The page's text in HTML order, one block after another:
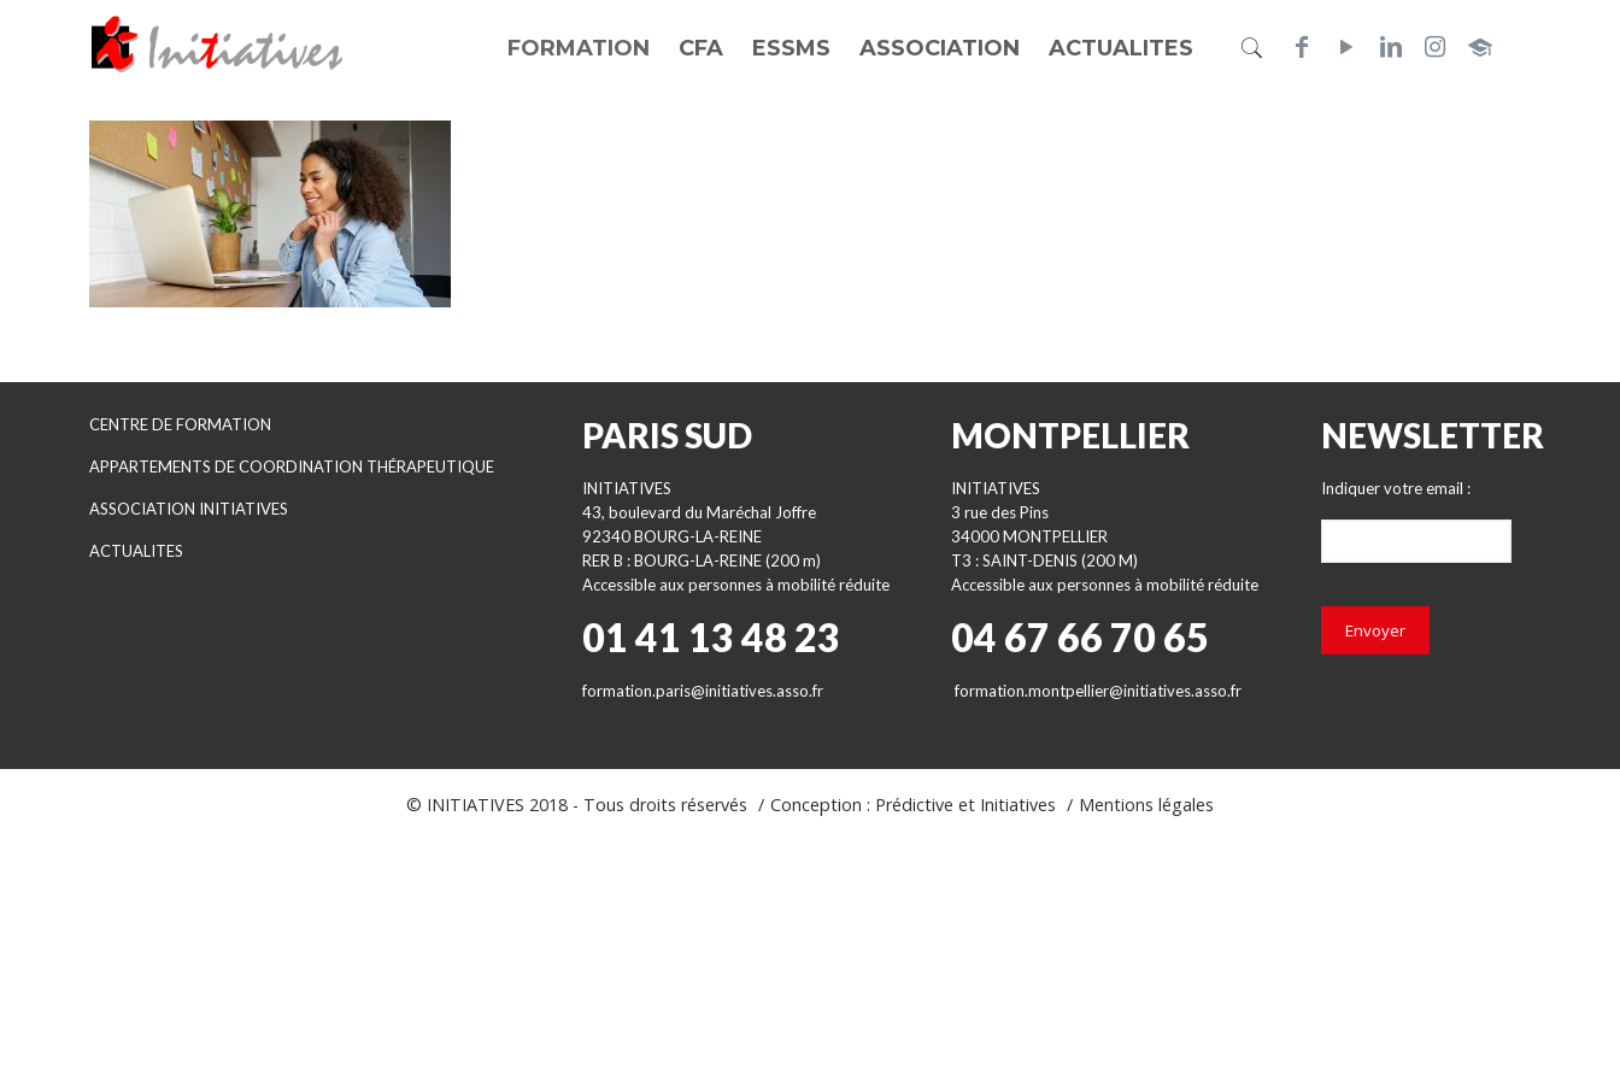
FORMATION CFA ESSMS ASSOCIATION ACTUALITES
CENTRE DE FORMATION
APPARTEMENTS DE COORDINATION THÉRAPEUTIQUE
ASSOCIATION INITIATIVES
ACTUALITES
PARIS SUD
INITIATIVES
43, boulevard du Maréchal Joffre
92340 BOURG-LA-REINE
RER B : BOURG-LA-REINE (200 m)
Accessible aux personnes à mobilité réduite
01 41 13 48 23
formation.paris@initiatives.asso.fr
MONTPELLIER
INITIATIVES
3 rue des Pins
34000 MONTPELLIER
T3 : SAINT-DENIS (200 M)
Accessible aux personnes à mobilité réduite
04 67 66 70 65
formation.montpellier@initiatives.asso.fr
NEWSLETTER
Indiquer votre email :
Envoyer
© INITIATIVES 2018 - Tous droits réservés Conception : Prédictive et Initiatives Mentions légales